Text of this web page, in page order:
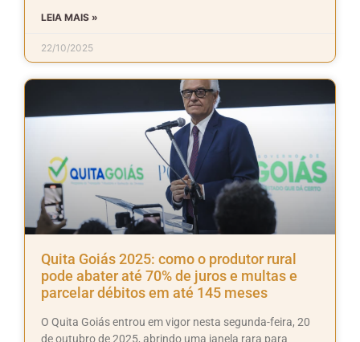
LEIA MAIS »
22/10/2025
Quita Goiás 2025: como o produtor rural
pode abater até 70% de juros e multas e
parcelar débitos em até 145 meses
O Quita Goiás entrou em vigor nesta segunda-feira, 20
de outubro de 2025, abrindo uma janela rara para